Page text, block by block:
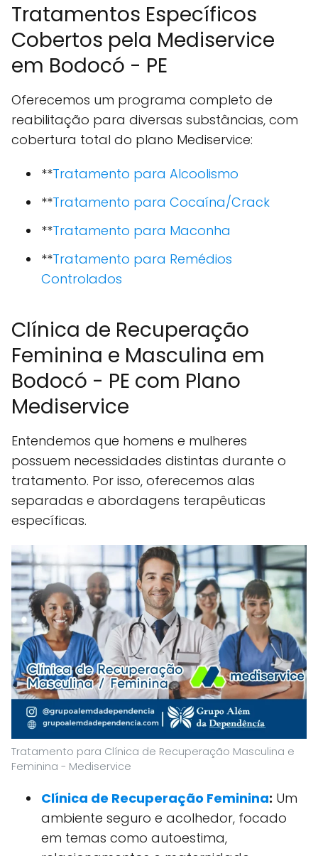
Tratamentos Específicos
Cobertos pela Mediservice
em Bodocó - PE
Oferecemos um programa completo de
reabilitação para diversas substâncias, com
cobertura total do plano Mediservice:
**Tratamento para Alcoolismo
**Tratamento para Cocaína/Crack
**Tratamento para Maconha
**Tratamento para Remédios
Controlados
Clínica de Recuperação
Feminina e Masculina em
Bodocó - PE com Plano
Mediservice
Entendemos que homens e mulheres
possuem necessidades distintas durante o
tratamento. Por isso, oferecemos alas
separadas e abordagens terapêuticas
específicas.
Tratamento para Clínica de Recuperação Masculina e
Feminina - Mediservice
Clínica de Recuperação Feminina: Um
ambiente seguro e acolhedor, focado
em temas como autoestima,